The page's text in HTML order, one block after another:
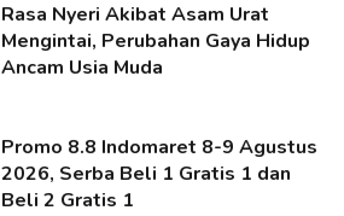
Rasa Nyeri Akibat Asam Urat
Mengintai, Perubahan Gaya Hidup
Ancam Usia Muda
Promo 8.8 Indomaret 8-9 Agustus
2026, Serba Beli 1 Gratis 1 dan
Beli 2 Gratis 1